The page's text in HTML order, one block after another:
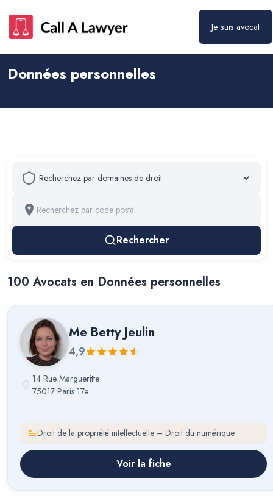
Je suis avocat
Données personnelles
Rechercher
100 Avocats en Données personnelles
Me Betty Jeulin
4,9
14 Rue Margueritte
75017 Paris 17e
Droit de la propriété intellectuelle – Droit du numérique
Voir la fiche